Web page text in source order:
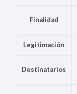
Finalidad
Legitimación
Destinatarios